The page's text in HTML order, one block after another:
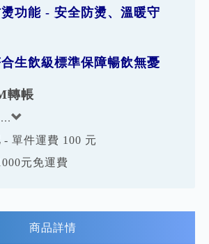
功能 - 安全防燙、溫暖守
生飲級標準保障暢飲無憂
轉帳
- 單件運費 100 元
元免運費
商品詳情